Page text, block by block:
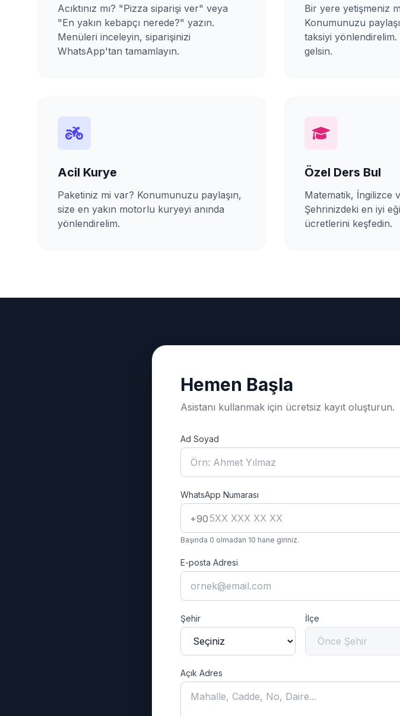
Acıktınız mı? "Pizza siparişi ver" veya
"En yakın kebapçı nerede?" yazın.
Menüleri inceleyin, siparişinizi
WhatsApp'tan tamamlayın.
Bir yere yetişmeniz
Konumunuzu
taksiyi
gelsin.
Acil Kurye
Paketiniz mi var? Konumunuzu paylaşın,
size en yakın motorlu kuryeyi anında
yönlendirelim.
Özel Ders Bul
Matematik, İngilizce
Şehrinizdeki en iyi
ücretlerini keşfedin.
Hemen Başla
Asistanı kullanmak için ücretsiz kayıt oluşturun.
Ad Soyad
WhatsApp Numarası
+90
Başında 0 olmadan 10 hane giriniz.
E-posta Adresi
Şehir İlçe
Açık Adres